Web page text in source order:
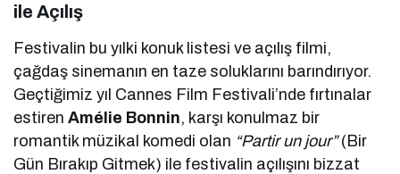
ile Açılış
Festivalin bu yılki konuk listesi ve açılış filmi,
çağdaş sinemanın en taze soluklarını barındırıyor.
Geçtiğimiz yıl Cannes Film Festivali’nde fırtınalar
estirenAmélie Bonnin, karşı konulmaz bir
romantik müzikal komedi olan “Partir un jour”(Bir
Gün Bırakıp Gitmek) ile festivalin açılışını bizzat